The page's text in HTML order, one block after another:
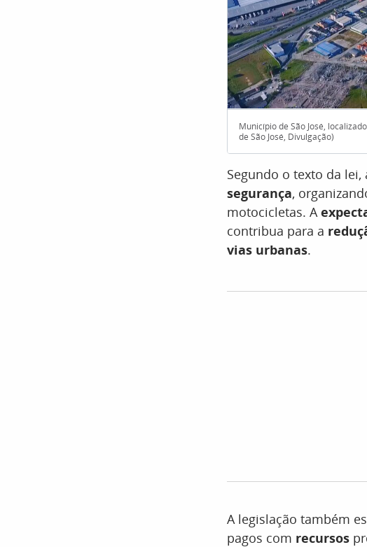
Município de São José,
de São José, Divulgação)
Segundo o texto da
segurança,
motocicletas. A
contribua para a
vias urbanas.
A legislação também
pagos com recursos